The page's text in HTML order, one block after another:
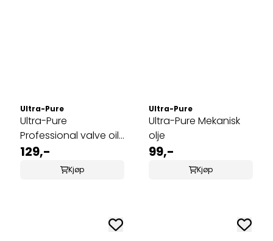
Ultra-Pure
Ultra-Pure
Professional valve oil
50ml - Ventilolje for
messinginstrumenter
129,-
Kjøp
Ultra-Pure
Ultra-Pure Mekanisk
olje
99,-
Kjøp